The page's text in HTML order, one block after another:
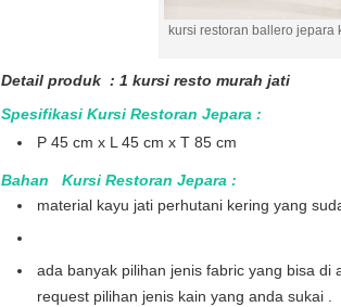
kursi restoran ballero jepara
Detail produk : 1 kursi resto murah jati
Spesifikasi Kursi Restoran Jepara :
P 45 cm x L 45 cm x T 85 cm
Bahan Kursi Restoran Jepara :
material kayu jati perhutani kering yang
ada banyak pilihan jenis fabric yang bisa di
request pilihan jenis kain yang anda sukai .